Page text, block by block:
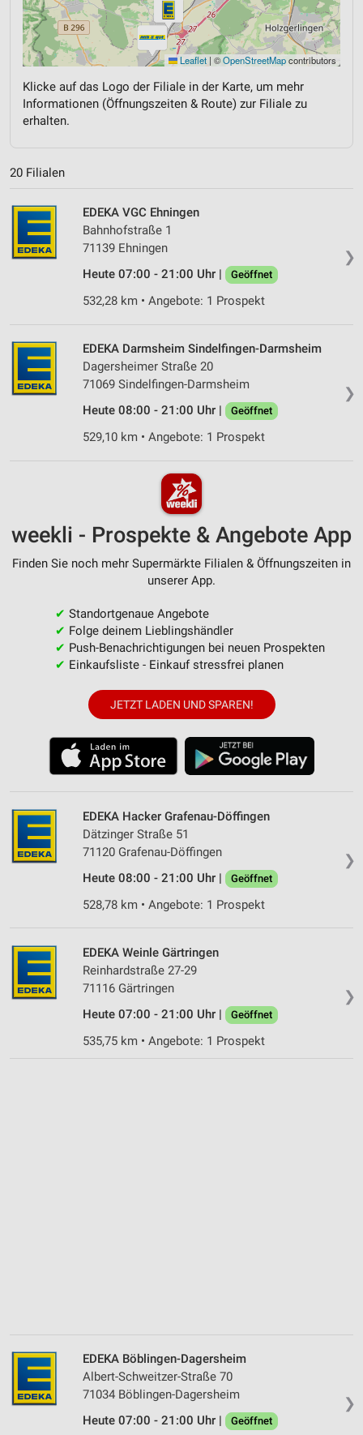
Leaflet | ©OpenStreetMapcontributors
Klicke auf das Logo der Filiale in der Karte, um mehr
Informationen (Öffnungszeiten & Route) zur Filiale zu
erhalten.
20 Filialen
❯
EDEKA VGC Ehningen
Bahnhofstraße 1
71139 Ehningen
Heute 07:00 - 21:00 Uhr |
Geöffnet
532,28 km • Angebote: 1 Prospekt
❯
EDEKA Darmsheim Sindelfingen-Darmsheim
Dagersheimer Straße 20
71069 Sindelfingen-Darmsheim
Heute 08:00 - 21:00 Uhr |
Geöffnet
529,10 km • Angebote: 1 Prospekt
weekli - Prospekte & Angebote App
Finden Sie noch mehr Supermärkte Filialen & Öffnungszeiten in
unserer App.
✔ Standortgenaue Angebote
✔ Folge deinem Lieblingshändler
✔ Push-Benachrichtigungen bei neuen Prospekten
✔ Einkaufsliste - Einkauf stressfrei planen
JETZT LADEN UND SPAREN!
❯
EDEKA Hacker Grafenau-Döffingen
Dätzinger Straße 51
71120 Grafenau-Döffingen
Heute 08:00 - 21:00 Uhr |
Geöffnet
528,78 km • Angebote: 1 Prospekt
❯
EDEKA Weinle Gärtringen
Reinhardstraße 27-29
71116 Gärtringen
Heute 07:00 - 21:00 Uhr |
Geöffnet
535,75 km • Angebote: 1 Prospekt
❯
EDEKA Böblingen-Dagersheim
Albert-Schweitzer-Straße 70
71034 Böblingen-Dagersheim
Heute 07:00 - 21:00 Uhr |
Geöffnet